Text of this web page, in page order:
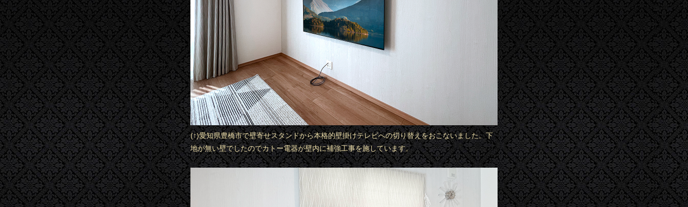
(↑)愛知県豊橋市で壁寄せスタンドから本格的壁掛けテレビへの切り替えをおこないました。下
地が無い壁でしたのでカトー電器が壁内に補強工事を施しています。